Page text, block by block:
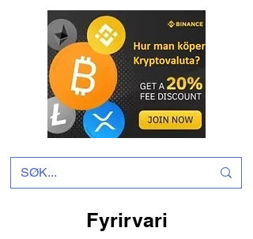
Fyrirvari